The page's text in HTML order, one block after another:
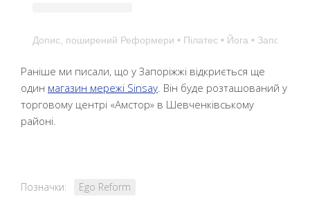
Допис, поширений Реформери • Пілатес • Йога • Запоріжжя
Раніше ми писали, що у Запоріжжі відкриється ще
один магазин мережі Sinsay . Він буде розташований у
торговому центрі «Амстор» в Шевченківському
районі.
Позначки: Ego Reform